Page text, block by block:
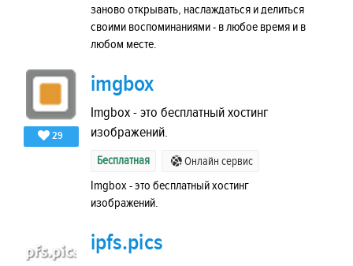
заново открывать, наслаждаться и делиться
своими воспоминаниями - в любое время и в
любом месте.
29
imgbox
Imgbox - это бесплатный хостинг
изображений.
Бесплатная Онлайн сервис
Imgbox - это бесплатный хостинг
изображений.
ipfs.pics